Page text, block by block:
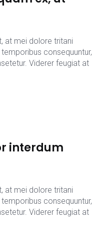
at mei dolore tritani
consequuntur,
Viderer feugiat at
interdum
at mei dolore tritani
consequuntur,
Viderer feugiat at